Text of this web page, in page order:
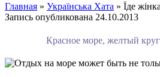
Главная » Українська Хата » Їде
Запись опубликована 24.10.2013
Красное море, желтый